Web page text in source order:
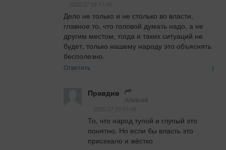
Дело не только и не столько во власти,
главное то, что головой думать надо, а не
другим местом, тогда и таких ситуаций не
будет, только нашему народу это объяснять
бесполезно.
Ответить 1
Правдив
Алексей
То, что народ тупой и глупый это
понятно. Но если бы власть это
присекало и жёстко